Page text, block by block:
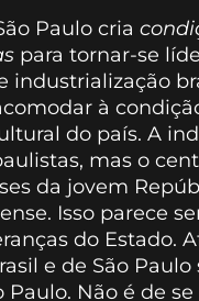
Paulo cria
para tornar-se
industrialização
à
do país. A
mas o
da jovem
Isso parece
do Estado.
e de São Paulo
Paulo. Não é de